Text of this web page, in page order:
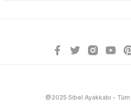
@2025 Sibel Ayakkabı - Tüm